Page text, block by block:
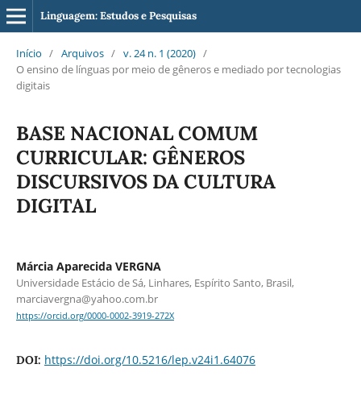
Linguagem: Estudos e Pesquisas
Início / Arquivos / v. 24 n. 1 (2020) /
O ensino de línguas por meio de gêneros e mediado por tecnologias
digitais
BASE NACIONAL COMUM
CURRICULAR: GÊNEROS
DISCURSIVOS DA CULTURA
DIGITAL
Márcia Aparecida VERGNA
Universidade Estácio de Sá, Linhares, Espírito Santo, Brasil,
marciavergna@yahoo.com.br
https://orcid.org/0000-0002-3919-272X
DOI: https://doi.org/10.5216/lep.v24i1.64076